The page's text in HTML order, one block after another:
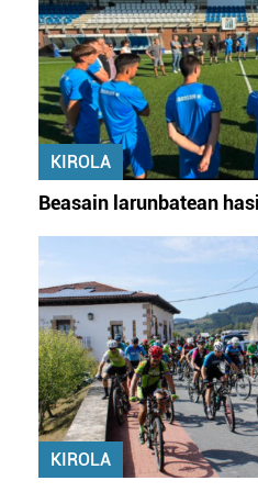
KIROLA
Beasain larunbatean
KIROLA